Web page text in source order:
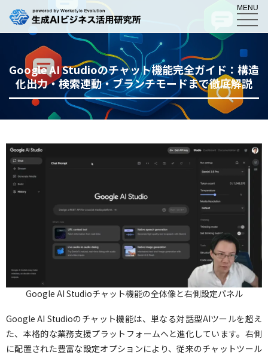
MENU
Google AI Studioのチャット機能完全ガイド：構造
化出力・検索連動・ブランチモードまで徹底解説
Google AI Studioチャット機能の全体像と右側設定パネル
Google AI Studioのチャット機能は、単なる対話型AIツールを超え
た、本格的な業務支援プラットフォームへと進化しています。右側
に配置された豊富な設定オプションにより、従来のチャットツール